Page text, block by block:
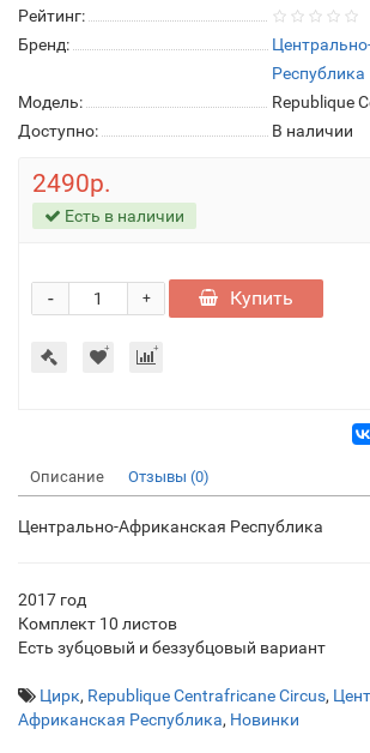
Рейтинг:
Бренд:
Республика
Модель:
Republique
Доступно:
В наличии
2490р.
Есть в наличии
+
- Купить
Описание Отзывы (0)
Центрально-Африканская Республика
2017 год
Комплект 10 листов
Есть зубцовый и беззубцовый вариант
Цирк, Republique Centrafricane Circus,
Африканская Республика, Новинки